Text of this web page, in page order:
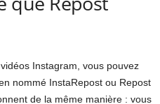
Instagram, vous pouvez
nommé InstaRepost ou Repost
de la même manière : vous